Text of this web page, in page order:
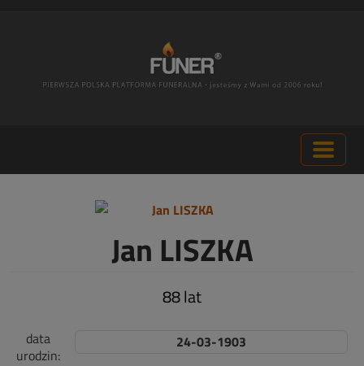
Jan LISZKA
88 lat
data
urodzin:
24-03-1903